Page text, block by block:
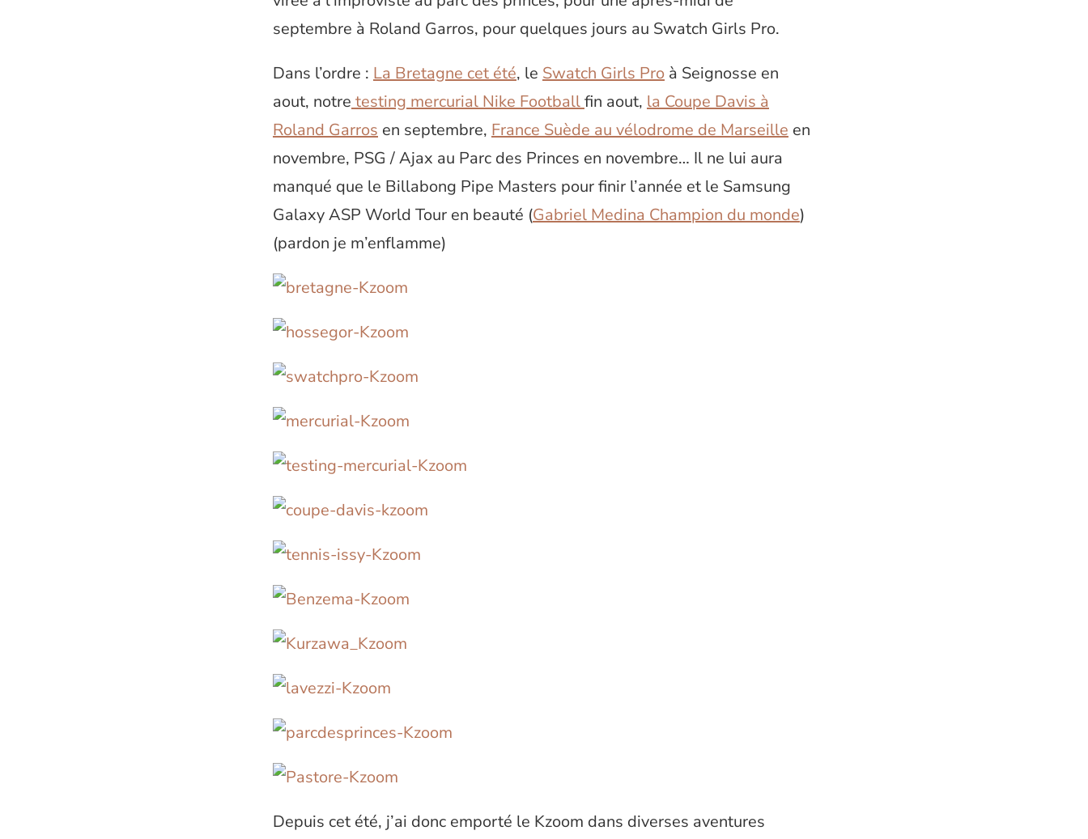
septembre à Roland Garros, pour quelques jours au Swatch Girls Pro.
Dans l’ordre : La Bretagne cet été, le Swatch Girls Pro à Seignosse en
aout, notretesting mercurial Nike Footballfin aout, la Coupe Davis à
Roland Garros en septembre, France Suède au vélodrome de Marseille en
novembre, PSG / Ajax au Parc des Princes en novembre… Il ne lui aura
manqué que le Billabong Pipe Masters pour finir l’année et le Samsung
Galaxy ASP World Tour en beauté (Gabriel Medina Champion du monde)
(pardon je m’enflamme)
Depuis cet été, j’ai donc emporté le Kzoom dans diverses aventures